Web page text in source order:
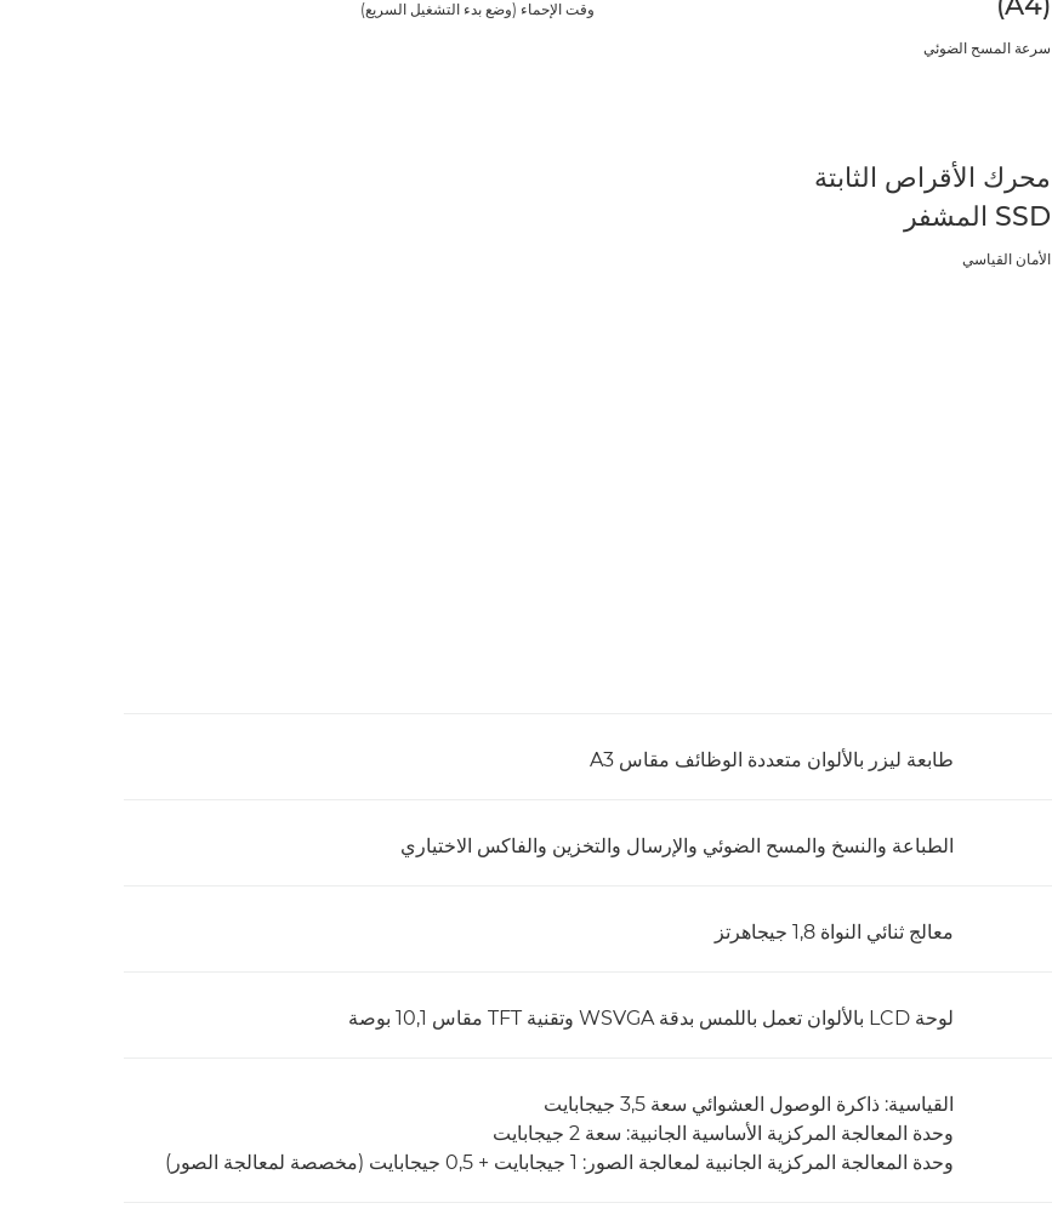
سرعة المسح الضوئي
وقت الإحماء (وضع بدء التشغيل السريع)
محرك الأقراص الثابتة
SSD المشفر
الأمان القياسي
طابعة ليزر بالألوان متعددة الوظائف مقاس A3
الطباعة والنسخ والمسح الضوئي والإرسال والتخزين والفاكس الاختياري
معالج ثنائي النواة 1,8 جيجاهرتز
لوحة LCD بالألوان تعمل باللمس بدقة WSVGA وتقنية TFT مقاس 10,1 بوصة
القياسية: ذاكرة الوصول العشوائي سعة 3,5 جيجابايت
وحدة المعالجة المركزية الأساسية الجانبية: سعة 2 جيجابايت
وحدة المعالجة المركزية الجانبية لمعالجة الصور: 1 جيجابايت + 0,5 جيجابايت (مخصصة لمعالجة الصور)